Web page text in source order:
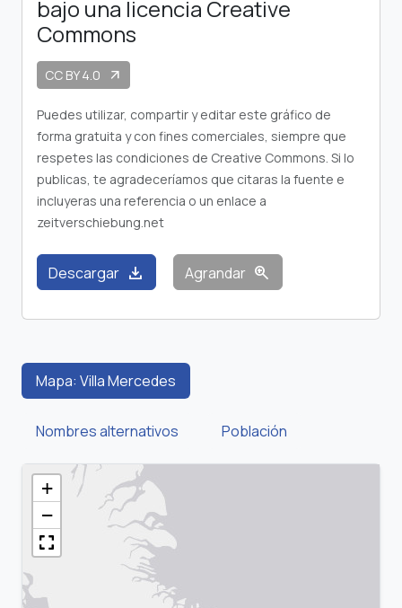
bajo una licencia Creative
Commons
CC BY 4.0 arrow_outward
Puedes utilizar, compartir y editar este gráfico de
forma gratuita y con fines comerciales, siempre que
respetes las condiciones de Creative Commons. Si lo
publicas, te agradeceríamos que citaras la fuente e
incluyeras una referencia o un enlace a
zeitverschiebung.net
Descargar download Agrandar zoom_in
Mapa: Villa Mercedes
Nombres alternativos Población
+
−